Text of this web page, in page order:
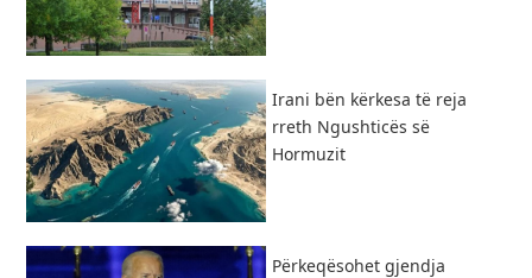
​Irani bën kërkesa të reja
rreth Ngushticës së
Hormuzit
Përkeqësohet gjendja